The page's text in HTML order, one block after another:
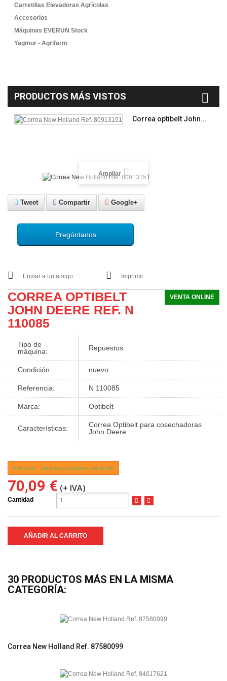
Carretillas Elevadoras Agrícolas
Accesorios
Máquinas EVERUN Stock
Yagmur - Agrifarm
PRODUCTOS MÁS VISTOS
Correa optibelt John...
Ampliar
Tweet Compartir Google+
Pregúntanos
Enviar a un amigo Imprimir
VENTA ONLINE
CORREA OPTIBELT
JOHN DEERE REF. N
110085
Tipo de
máquina:
Repuestos
Condición: nuevo
Referencia: N 110085
Marca: Optibelt
Características:
Correa Optibelt para cosechadoras
John Deere
Atención: ¡últimas unidades en stock!
70,09 € (+ IVA)
Cantidad
AÑADIR AL CARRITO
30 PRODUCTOS MÁS EN LA MISMA
CATEGORÍA:
Correa New Holland Ref. 87580099